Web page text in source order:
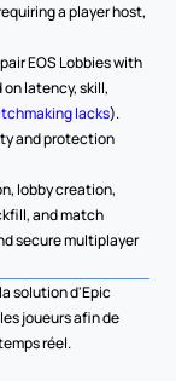
a player host,
latency, skill,
lacks).
and protection
lobby creation,
and match
secure multiplayer
solution d'Epic
joueurs afin de
réel.